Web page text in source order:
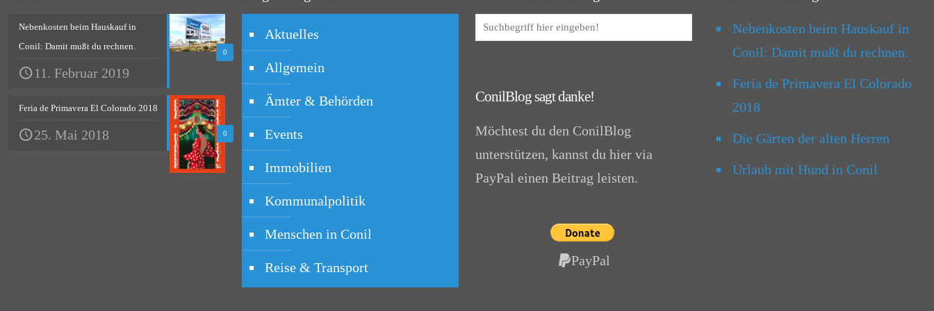
0
Nebenkosten beim Hauskauf in
Conil: Damit mußt du rechnen.
11. Februar 2019
0
Feria de Primavera El Colorado 2018
25. Mai 2018
Aktuelles
Allgemein
Ämter & Behörden
Events
Immobilien
Kommunalpolitik
Menschen in Conil
Reise & Transport
ConilBlog sagt danke!
Möchtest du den ConilBlog
unterstützen, kannst du hier via
PayPal einen Beitrag leisten.
PayPal
Nebenkosten beim Hauskauf in
Conil: Damit mußt du rechnen.
Feria de Primavera El Colorado
2018
Die Gärten der alten Herren
Urlaub mit Hund in Conil